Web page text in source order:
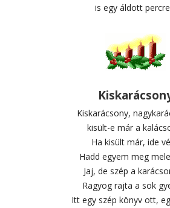
is egy áldott
Kiskarácsony,
kisült-e már a
Ha kisült már, ide
Hadd egyem meg
Jaj, de szép a
Ragyog rajta a sok
Itt egy szép könyv ott,